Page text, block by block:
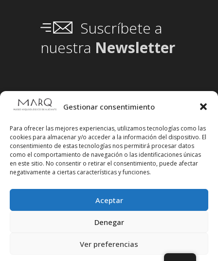
Gestionar consentimiento
Para ofrecer las mejores experiencias, utilizamos tecnologías como las
cookies para almacenar y/o acceder a la información del dispositivo. El
consentimiento de estas tecnologías nos permitirá procesar datos
como el comportamiento de navegación o las identificaciones únicas
en este sitio. No consentir o retirar el consentimiento, puede afectar
negativamente a ciertas características y funciones.
Aceptar
Denegar
Ver preferencias
Suscríbete a
nuestra Newsletter
Síguenos en redes sociales